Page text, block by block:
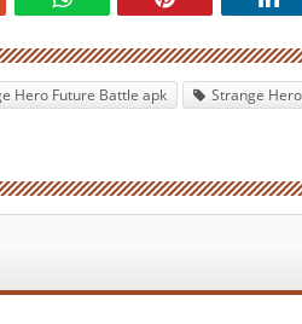
Hero Future Battle apk
Strange